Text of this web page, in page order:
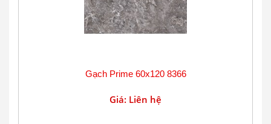
Gạch Prime 60x120 8366
Giá: Liên hệ